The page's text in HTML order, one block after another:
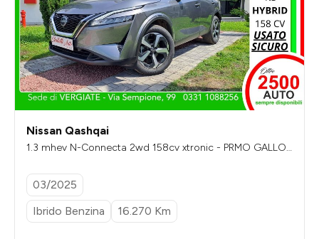
Nissan Qashqai
1.3 mhev N-Connecta 2wd 158cv xtronic - PRMO GALLOT
03/2025
Ibrido Benzina
16.270 Km